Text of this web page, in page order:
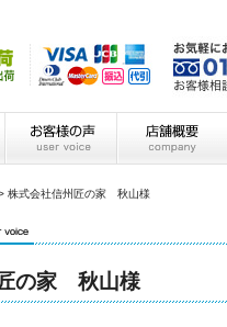
株式会社信州匠の家 秋山様
の家 秋山様